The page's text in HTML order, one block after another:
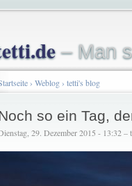
– Man
› Weblog› tetti's blog
so ein Tag,
29. Dezember 2015 - 13:32 –